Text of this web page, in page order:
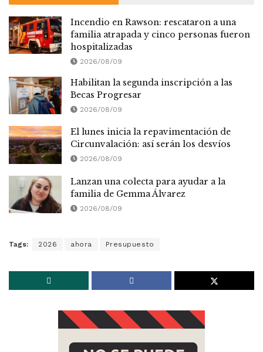
Incendio en Rawson: rescataron a una
familia atrapada y cinco personas fueron
hospitalizadas
2026/08/09
Habilitan la segunda inscripción a las
Becas Progresar
2026/08/09
El lunes inicia la repavimentación de
Circunvalación: así serán los desvíos
2026/08/09
Lanzan una colecta para ayudar a la
familia de Gemma Álvarez
2026/08/09
Tags: 2026 ahora Presupuesto